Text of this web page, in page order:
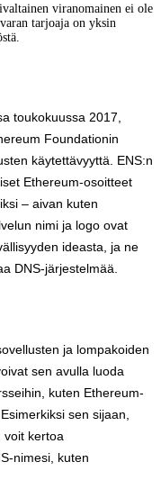
viranomainen ei ole
tarjoaja on yksin
toukokuussa 2017,
Foundationin
käytettävyyttä. ENS:n
Ethereum-osoitteet
– aivan kuten
nimi ja logo ovat
ideasta, ja ne
DNS-järjestelmää.
ja lompakoiden
sen avulla luoda
kuten Ethereum-
sen sijaan,
voit kertoa
nimesi, kuten